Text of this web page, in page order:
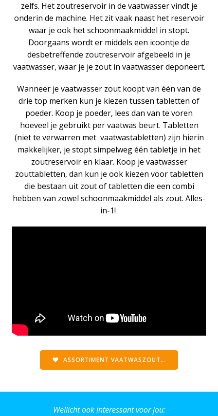
zelfs. Het zoutreservoir in de vaatwasser vindt je
onderin de machine. Het zit vaak naast het reservoir
waar je ook het schoonmaakmiddel in stopt.
Doorgaans wordt er middels een icoontje de
desbetreffende zoutreservoir afgebeeld in je
vaatwasser, waar je je zout in vaatwasser deponeert.
Wanneer je vaatwasser zout koopt van één van de
drie top merken kun je kiezen tussen tabletten of
poeder. Koop je poeder, lees dan van te voren
hoeveel je gebruikt per vaatwas beurt. Tabletten
(niet te verwarren met vaatwastabletten) zijn hierin
makkelijker, je stopt simpelweg één tabletje in het
zoutreservoir en klaar. Koop je vaatwasser
zouttabletten, dan kun je ook kiezen voor tabletten
die bestaan uit zout of tabletten die een combi
hebben van zowel schoonmaakmiddel als zout. Alles-
in-1!
ASSORTIMENT VAATWASZOUT…
Wellicht ook interessant voor jou: